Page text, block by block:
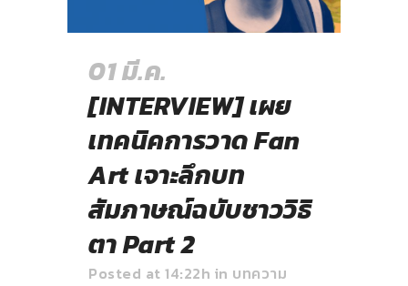
01 มี.ค.
[INTERVIEW] เผย
เทคนิคการวาด Fan
Art เจาะลึกบท
สัมภาษณ์ฉบับชาววิธิ
ตา Part 2
Posted at 14:22h in บทความ